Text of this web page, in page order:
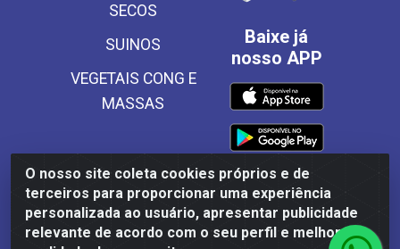
O nosso site coleta cookies próprios e de
terceiros para proporcionar uma experiência
personalizada ao usuário, apresentar publicidade
relevante de acordo com o seu perfil e melhorar a
SECOS
SUINOS
VEGETAIS CONG E
MASSAS
Baixe já
nosso APP
Frinscal - Distribuidora e Importadora de Alimentos LTDA -
Rodovia BR 101 Sul Km 187, 310 Galpão - Santa Rosa,
Palmares/PE - CEP 55540-000 - CNPJ 03.504.437/0001-50